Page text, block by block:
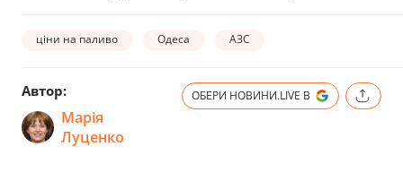
ціни на паливо Одеса АЗС
Автор:
Марія
Луценко
ОБЕРИ НОВИНИ.LIVE В